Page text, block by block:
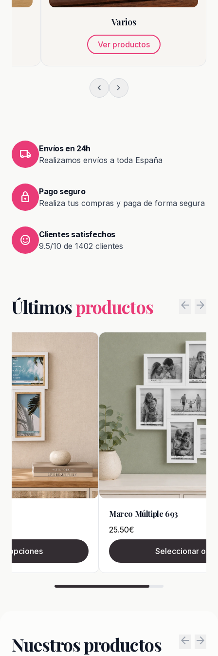
Varios
Ver productos
chevron_left chevron_right
local_shipping
Envíos en 24h
Realizamos envíos a toda España
lock
Pago seguro
Realiza tus compras y paga de forma segura
sentiment_satisfied
Clientes satisfechos
9.5/10 de 1402 clientes
Últimosproductos arrow_back arrow_forward
opciones
Marco Múltiple 693
25.50€
Seleccionar
Nuestros productos
arrow_back arrow_forward